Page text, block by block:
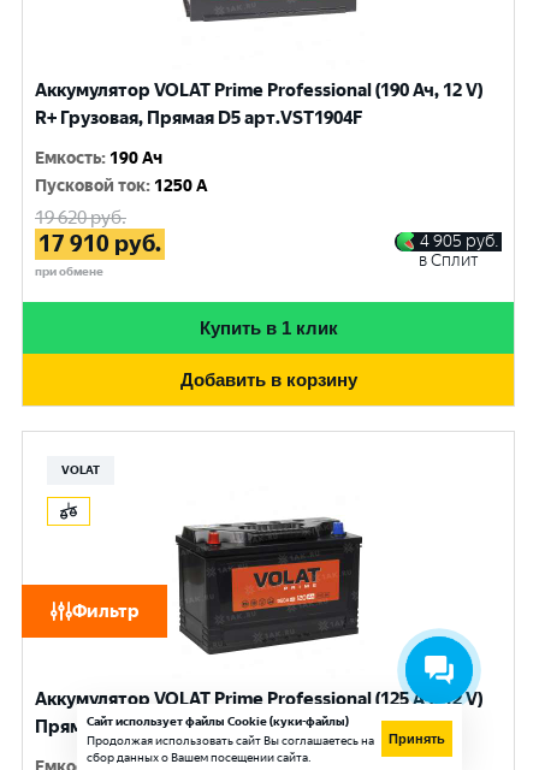
Фильтр
Аккумулятор VOLAT Prime Professional (190 Ач, 12 V)
R+ Грузовая, Прямая D5 арт.VST1904F
Емкость: 190 Ач
Пусковой ток: 1250 A
19 620руб.
17 910 руб.
при обмене
4 905 руб.
в Сплит
Купить в 1 клик
Добавить в корзину
VOLAT
Аккумулятор VOLAT Prime Professional (125 Ач, 12 V)
Прямая, L+ D2 арт.VST1251
Сайт использует файлы Cookie (куки-файлы)
Продолжая использовать сайт Вы соглашаетесь на
сбор данных о Вашем посещении сайта.
Принять